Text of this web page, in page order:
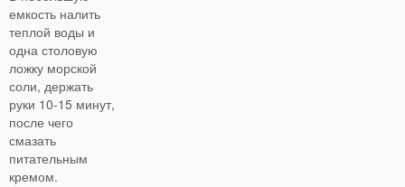
емкость налить
теплой воды и
одна столовую
ложку морской
соли, держать
руки 10-15 минут,
после чего
смазать
питательным
кремом.